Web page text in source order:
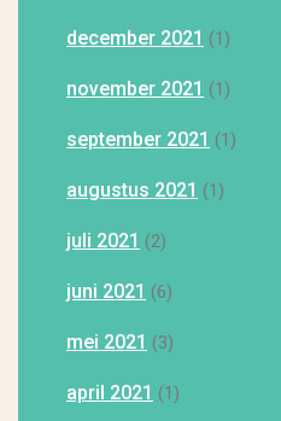
december 2021 (1)
november 2021 (1)
september 2021 (1)
augustus 2021 (1)
juli 2021 (2)
juni 2021 (6)
mei 2021 (3)
april 2021 (1)